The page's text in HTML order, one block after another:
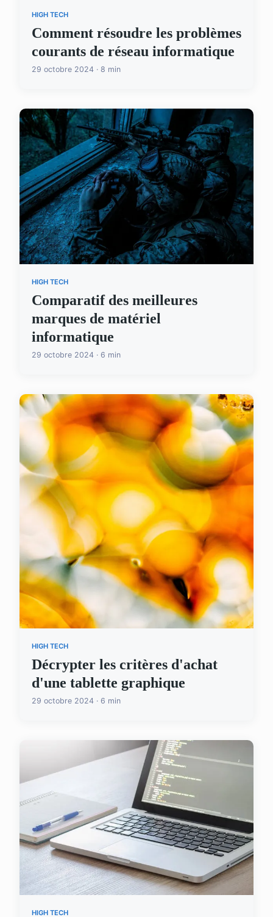
HIGH TECH
Comment résoudre les problèmes
courants de réseau informatique
29 octobre 2024 · 8 min
HIGH TECH
Comparatif des meilleures
marques de matériel
informatique
29 octobre 2024 · 6 min
HIGH TECH
Décrypter les critères d'achat
d'une tablette graphique
29 octobre 2024 · 6 min
HIGH TECH